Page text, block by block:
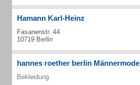
Hamann Karl-Heinz
Fasanenstr. 44
10719 Berlin
hannes roether berlin Männermode
Bekleidung